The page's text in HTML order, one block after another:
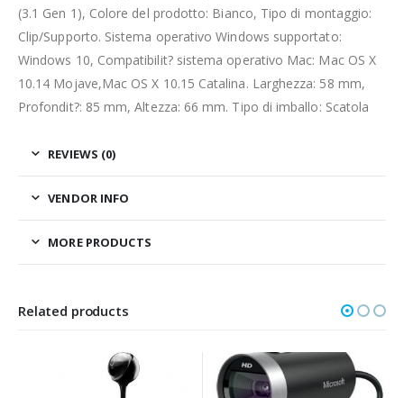
(3.1 Gen 1), Colore del prodotto: Bianco, Tipo di montaggio:
Clip/Supporto. Sistema operativo Windows supportato:
Windows 10, Compatibilit? sistema operativo Mac: Mac OS X
10.14 Mojave,Mac OS X 10.15 Catalina. Larghezza: 58 mm,
Profondit?: 85 mm, Altezza: 66 mm. Tipo di imballo: Scatola
REVIEWS (0)
VENDOR INFO
MORE PRODUCTS
Related products